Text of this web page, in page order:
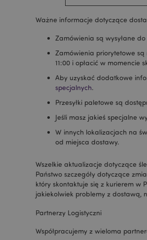
Ważne informacje dotyczące
Zamówienia są wysyłane
Zamówienia priorytetowe
11:00 i opłacić w momencie
Aby uzyskać dodatkowe
specjalnych.
Przesyłki paletowe są
Jeśli masz jakieś specjalne
W innych lokalizacjach na
od miejsca dostawy.
Wszelkie aktualizacje dotyczące
Państwo szczegóły dotyczące
który skontaktuje się z kurierem w
jakiekolwiek problemy z dostawą,
Partnerzy Logistyczni
Współpracujemy z wieloma